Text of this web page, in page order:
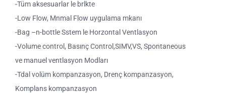
-Tüm aksesuarlar le brlkte
-Low Flow, Mnmal Flow uygulama mkanı
-Bag –n-bottle Sstem le Horzontal Ventlasyon
-Volume control, Basınç Control,SIMV,VS, Spontaneous
ve manuel ventlasyon Modları
-Tdal volüm kompanzasyon, Drenç kompanzasyon,
Komplans kompanzasyon